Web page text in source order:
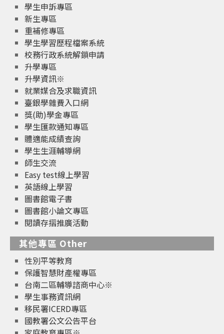
學生申訴專區
新生專區
重補修專區
學生學習歷程檔案系統
校務行政系統解鎖申請
升學專區
升學資訊※
就業媒合及求職資訊
臺銀學雜費入口網
獎(助)學金專區
學生匯款通知專區
體適能成績查詢
學生生涯輔導網
師生交流
Easy test線上學習
英語線上學習
圖書館電子書
圖書館小論文專區
閱讀存摺推廣活動
其他專區 Other
性別平等教育
保護智慧財產權專區
台南二區輔導諮商中心※
學生事務資訊網
移民署ICERD專區
國教署公文公告平台